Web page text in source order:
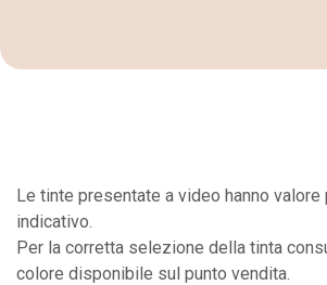
Le tinte presentate a video hanno valore
indicativo.
Per la corretta selezione della tinta
colore disponibile sul punto vendita.